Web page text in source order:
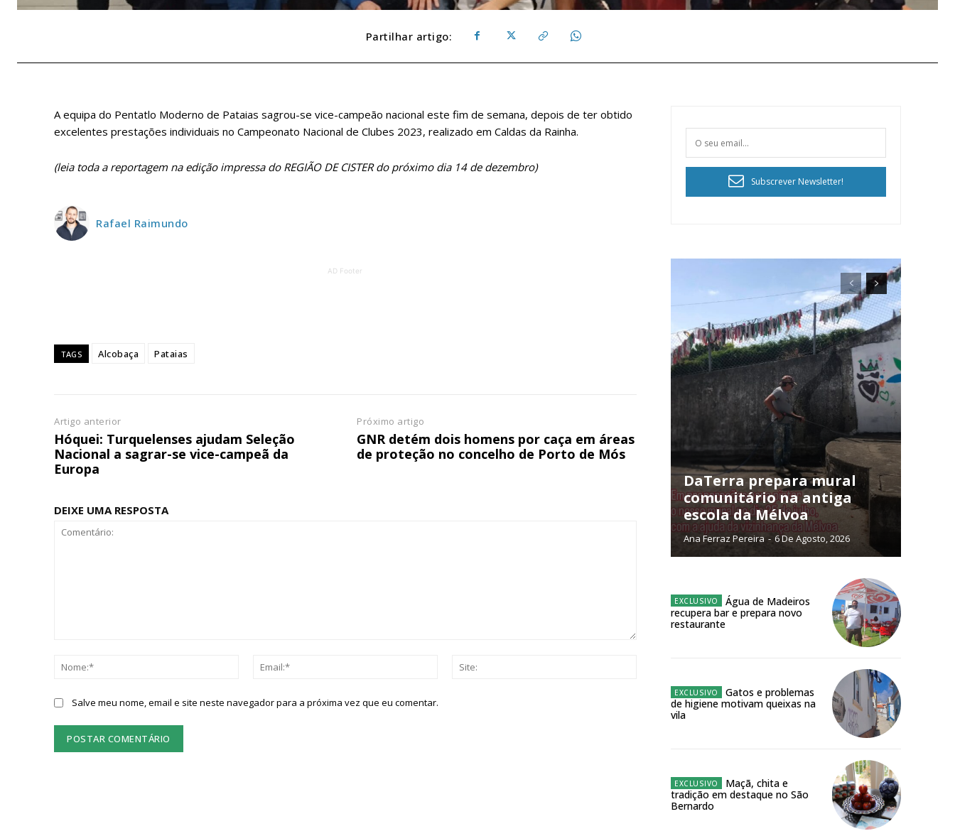
Faça-se assinante do Região de Cister e ajude-nos a manter este serviço público!
ASSINATURA
Ofertas para assinatura anual
ASSINATURA
DIGITAL ANUAL
Acesso aos conteúdos Exclusivos para
Ofertas para assinatura anual
Partilhar artigo:
A equipa do Pentatlo Moderno de Pataias sagrou-se vice-campeão nacional este fim de semana, depois de ter obtido
excelentes prestações individuais no Campeonato Nacional de Clubes 2023, realizado em Caldas da Rainha.
(leia toda a reportagem na edição impressa do REGIÃO DE CISTER do próximo dia 14 de dezembro)
Rafael Raimundo
AD Footer
TAGS Alcobaça Pataias
Artigo anterior
Hóquei: Turquelenses ajudam Seleção
Nacional a sagrar-se vice-campeã da
Europa
Próximo artigo
GNR detém dois homens por caça em áreas
de proteção no concelho de Porto de Mós
DEIXE UMA RESPOSTA
Nome:*
Email:*
Salve meu nome, email e site neste navegador para a próxima vez que eu comentar.
Subscrever Newsletter!
DaTerra prepara mural
comunitário na antiga
escola da Mélvoa
Ana Ferraz Pereira - 6 De Agosto, 2026
Água de Madeiros
recupera bar e prepara novo
restaurante
Gatos e problemas
de higiene motivam queixas na
vila
Maçã, chita e
tradição em destaque no São
Bernardo